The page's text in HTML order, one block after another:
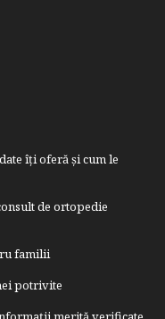
îți oferă și cum le
de ortopedie
familii
potrivite